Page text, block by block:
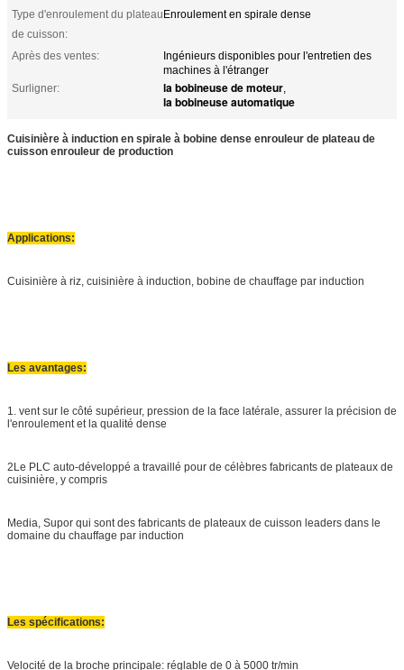
Type d'enroulement du plateau
de cuisson:
Enroulement en spirale dense
Après des ventes:
Ingénieurs disponibles pour l'entretien des
machines à l'étranger
Surligner:
la bobineuse de moteur,
la bobineuse automatique
Cuisinière à induction en spirale à bobine dense enrouleur de plateau de
cuisson enrouleur de production
Applications:
Cuisinière à riz, cuisinière à induction, bobine de chauffage par induction
Les avantages:
1. vent sur le côté supérieur, pression de la face latérale, assurer la précision de
l'enroulement et la qualité dense
2Le PLC auto-développé a travaillé pour de célèbres fabricants de plateaux de
cuisinière, y compris
Media, Supor qui sont des fabricants de plateaux de cuisson leaders dans le
domaine du chauffage par induction
Les spécifications:
Velocité de la broche principale: réglable de 0 à 5000 tr/min